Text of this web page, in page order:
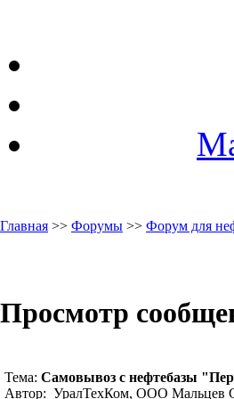
Главная >> Форумы >> Форум для
Просмотр
Тема: Самовывоз с нефтебазы
Автор: УралТехКом, ООО Мальцев